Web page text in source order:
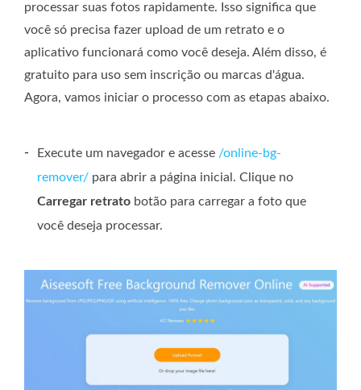
processar suas fotos rapidamente. Isso significa que
você só precisa fazer upload de um retrato e o
aplicativo funcionará como você deseja. Além disso, é
gratuito para uso sem inscrição ou marcas d'água.
Agora, vamos iniciar o processo com as etapas abaixo.
- Execute um navegador e acesse /online-bg-
remover/ para abrir a página inicial. Clique no
Carregar retrato botão para carregar a foto que
você deseja processar.